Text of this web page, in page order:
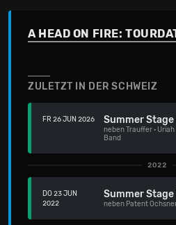
A HEAD ON FIRE:
ZULETZT IN DER SCHWEIZ
FR 26 JUN 2026 Summer
nebenTrauffer· Uriah
Band
2022
DO 23 JUN
2022
Summer
neben Patent